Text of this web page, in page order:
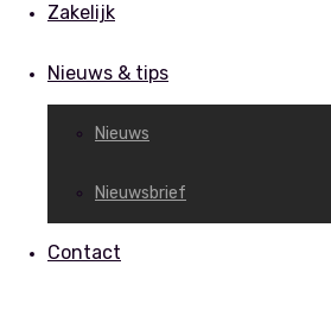
Zakelijk
Nieuws & tips
Nieuws
Nieuwsbrief
Contact